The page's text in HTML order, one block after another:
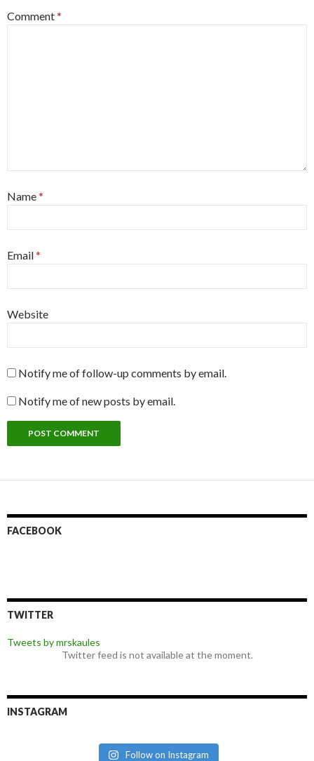
Comment*
Name*
Email*
Website
Notify me of follow-up comments by email.
Notify me of new posts by email.
FACEBOOK
TWITTER
Tweets by mrskaules
Twitter feed is not available at the moment.
INSTAGRAM
Follow on Instagram